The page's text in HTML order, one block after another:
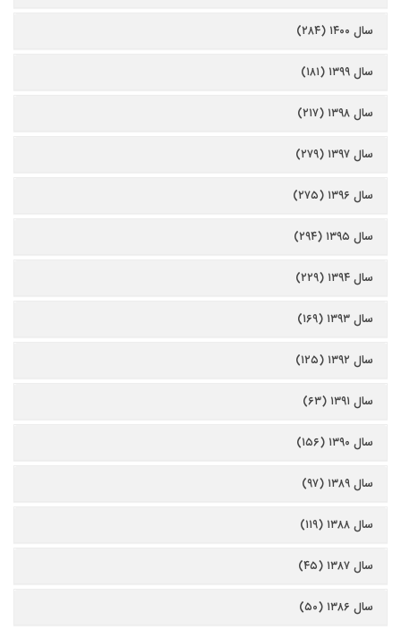
سال ۱۴۰۰ (۲۸۴)
سال ۱۳۹۹ (۱۸۱)
سال ۱۳۹۸ (۲۱۷)
سال ۱۳۹۷ (۲۷۹)
سال ۱۳۹۶ (۲۷۵)
سال ۱۳۹۵ (۲۹۴)
سال ۱۳۹۴ (۲۲۹)
سال ۱۳۹۳ (۱۶۹)
سال ۱۳۹۲ (۱۲۵)
سال ۱۳۹۱ (۶۳)
سال ۱۳۹۰ (۱۵۶)
سال ۱۳۸۹ (۹۷)
سال ۱۳۸۸ (۱۱۹)
سال ۱۳۸۷ (۴۵)
سال ۱۳۸۶ (۵۰)